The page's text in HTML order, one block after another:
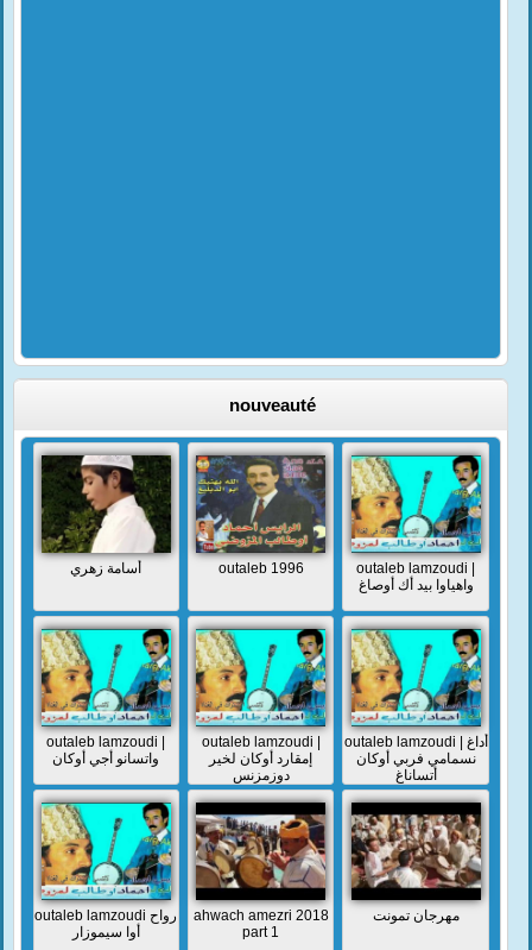
nouveauté
أسامة زهري outaleb 1996
outaleb lamzoudi |
واهياوا بيد أك أوصاغ
outaleb lamzoudi |
واتسانو أجي أوكان
outaleb lamzoudi |
إمقارد أوكان لخير
دوزمزنس
outaleb lamzoudi | أداغ
نسمامي فربي أوكان
أتساناغ
outaleb lamzoudi رواح
أوا سيموزار
ahwach amezri 2018
part 1
مهرجان تمونت